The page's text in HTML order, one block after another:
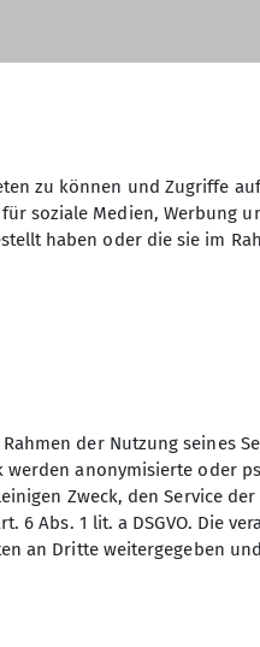
zu können und Zugriffe
soziale Medien, Werbung
haben oder die sie im
der Nutzung seines
anonymisierte oder
Zweck, den Service
Abs. 1 lit. a DSGVO. Die
an Dritte weitergegeben